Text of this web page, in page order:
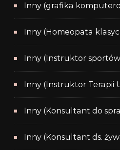
Inny (grafika
Inny (Homeopata
Inny (Instruktor sportów
Inny (Instruktor Terapii
Inny (Konsultant do
Inny (Konsultant ds.